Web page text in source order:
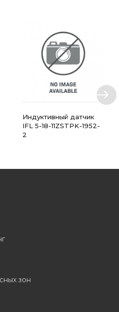
Индуктивный датчик
IFL 5-18-11ZSTPK-1952-
2
зон